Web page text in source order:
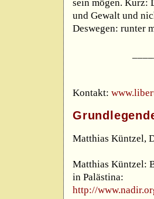
sein mögen. Kurz:
und Gewalt und
Deswegen: runter
Kontakt:
Matthias Küntzel,
Matthias Küntzel:
in Palästina:
http://